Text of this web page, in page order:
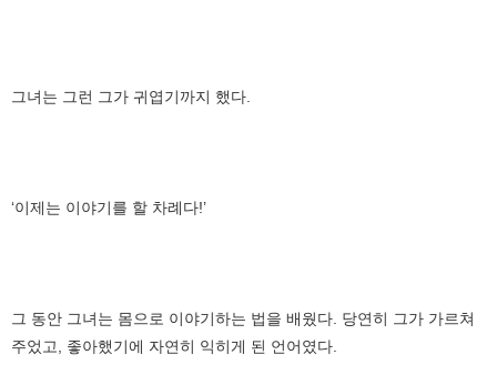
그녀는 그런 그가 귀엽기까지 했다.
‘이제는 이야기를 할 차례다!’
그 동안 그녀는 몸으로 이야기하는 법을 배웠다. 당연히 그가 가르쳐
주었고, 좋아했기에 자연히 익히게 된 언어였다.